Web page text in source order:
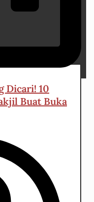
Dicari! 10
Buat Buka